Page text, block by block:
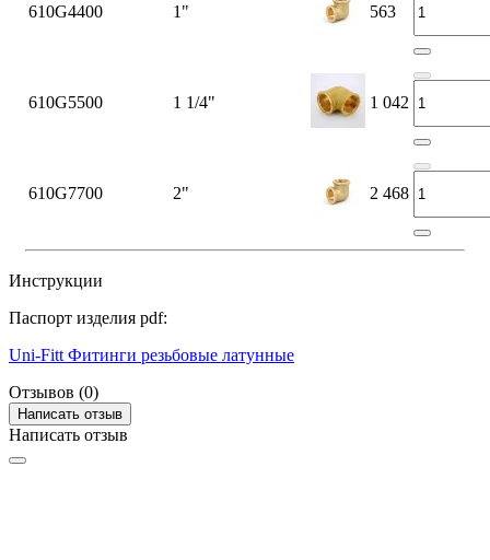
610G4400 1" 563
610G5500 1 1/4" 1 042
610G7700 2" 2 468
Инструкции
Паспорт изделия pdf:
Uni-Fitt Фитинги резьбовые латунные
Отзывов (0)
Написать отзыв
Написать отзыв